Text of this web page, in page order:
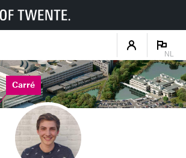
NL
Carré